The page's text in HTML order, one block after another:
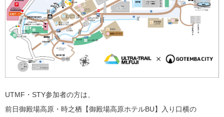
UTMF・STY参加者の方は、
前日御殿場高原・時之栖【御殿場高原ホテルBU】入り口横の